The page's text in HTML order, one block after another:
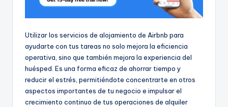
Utilizar los servicios de alojamiento de Airbnb para
ayudarte con tus tareas no solo mejora la eficiencia
operativa, sino que también mejora la experiencia del
huésped. Es una forma eficaz de ahorrar tiempo y
reducir el estrés, permitiéndote concentrarte en otros
aspectos importantes de tu negocio e impulsar el
crecimiento continuo de tus operaciones de alquiler